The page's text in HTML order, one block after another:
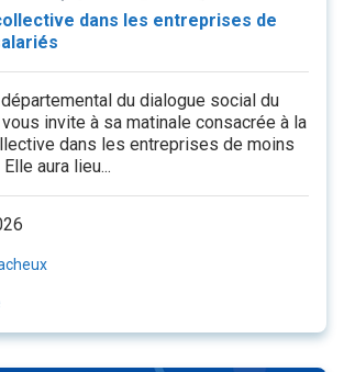
dans les entreprises de
du dialogue social du
invite à sa matinale consacrée à la
dans les entreprises de moins
aura lieu...